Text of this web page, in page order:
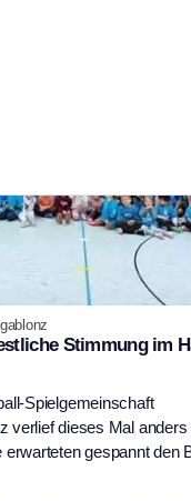
Stimmung im
Spielgemeinschaft
verlief dieses Mal
erwarteten gespannt den